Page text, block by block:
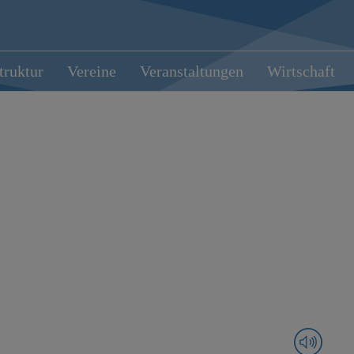
Vereine Veranstaltungen Wirtschaft